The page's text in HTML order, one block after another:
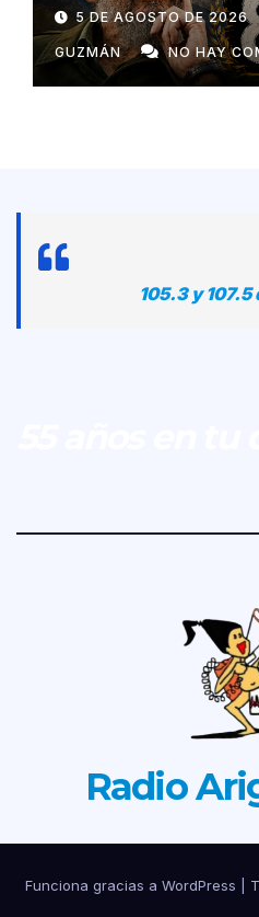
5 DE AGOSTO DE 2026
GUZMÁN NO HAY
105.3 y 107.5
Radio
Funciona gracias a WordPress